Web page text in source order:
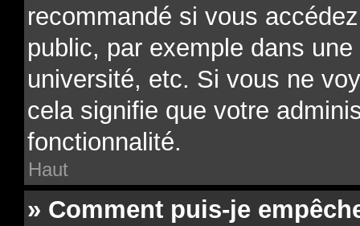
recommandé si vous
public, par exemple dans
université, etc. Si vous ne
cela signifie que votre
fonctionnalité.
Haut
» Comment puis-je